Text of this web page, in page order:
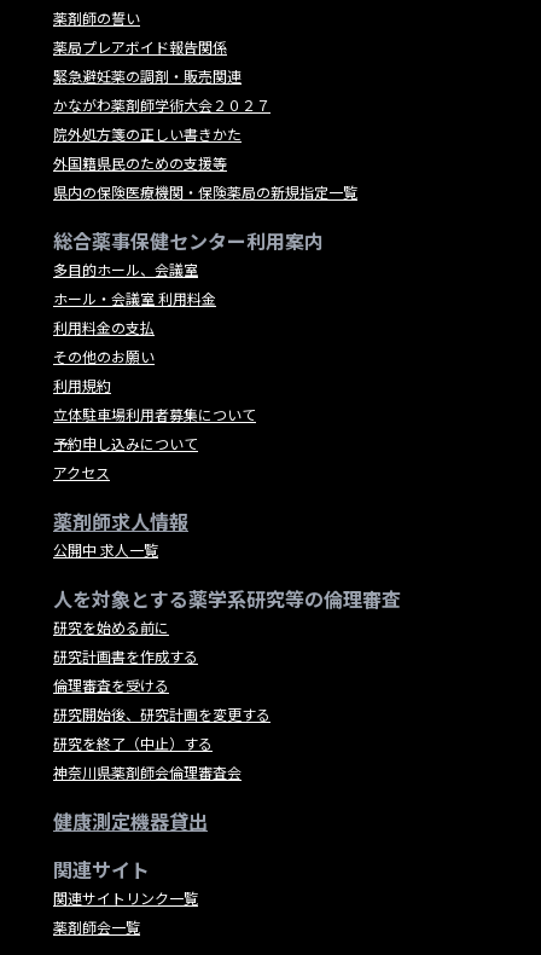
薬剤師の誓い
薬局プレアボイド報告関係
緊急避妊薬の調剤・販売関連
かながわ薬剤師学術大会２０２７
院外処方箋の正しい書きかた
外国籍県民のための支援等
県内の保険医療機関・保険薬局の新規指定一覧
総合薬事保健センター利用案内
多目的ホール、会議室
ホール・会議室 利用料金
利用料金の支払
その他のお願い
利用規約
立体駐車場利用者募集について
予約申し込みについて
アクセス
薬剤師求人情報
公開中 求人一覧
人を対象とする薬学系研究等の倫理審査
研究を始める前に
研究計画書を作成する
倫理審査を受ける
研究開始後、研究計画を変更する
研究を終了（中止）する
神奈川県薬剤師会倫理審査会
健康測定機器貸出
関連サイト
関連サイトリンク一覧
薬剤師会一覧